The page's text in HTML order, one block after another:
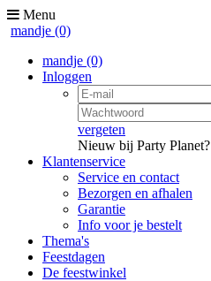
Menu
mandje (0)
mandje (0)
Inloggen
vergeten
Nieuw bij Party Planet?
Klantenservice
Service en contact
Bezorgen en afhalen
Garantie
Info voor je bestelt
Thema's
Feestdagen
De feestwinkel